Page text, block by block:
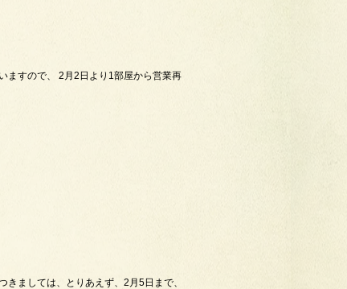
ますので、 2月2日より1部屋から営業再
ましては、とりあえず、2月5日まで、